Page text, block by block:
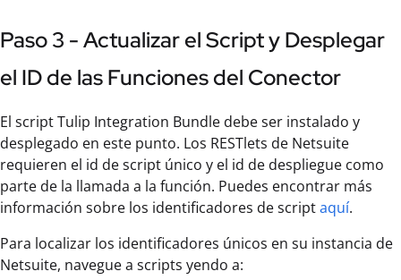
Paso 3 - Actualizar el Script y Desplegar
el ID de las Funciones del Conector
El script Tulip Integration Bundle debe ser instalado y
desplegado en este punto. Los RESTlets de Netsuite
requieren el id de script único y el id de despliegue como
parte de la llamada a la función. Puedes encontrar más
información sobre los identificadores de scriptaquí.
Para localizar los identificadores únicos en su instancia de
Netsuite, navegue a scripts yendo a: